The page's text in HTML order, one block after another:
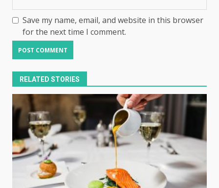
Save my name, email, and website in this browser
for the next time I comment.
RELATED STORIES